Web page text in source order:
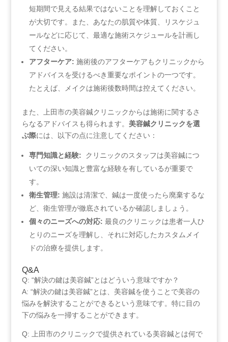
短期間で見える結果ではないことを理解しておくこと
が大切です。また、あなたの肌質や体質、リスケジュ
ールなどに応じて、最適な施術スケジュールを計画し
てください。
アフターケア: 施術後のアフターケアもクリニックから
アドバイスを受けるべき重要なポイントの一つです。
たとえば、メイクは施術後数時間は控えてください。
また、上田市の美容鍼クリニックからは施術に関するさ
らなるアドバイスも得られます。 美容鍼クリニックを選
ぶ際には、以下の点に注意してください：
専門知識と経験: ‍ クリニックのスタッフは美容鍼につ
いての深い知識と豊富な経験を有しているが重要で
す。
衛生管理: 施設は清潔で、鍼は一度使ったら廃棄するな
ど、衛生管理が徹底されているか確認しましょう。
個々のニーズへの対応: 最良のクリニックは患者一人ひ
とりのニーズを理解し、それに対応したカスタムメイ
ドの治療を提供します。
Q&A
Q: “解決の鍵は美容鍼”とはどういう意味ですか？
A: “解決の鍵は美容鍼”とは、美容鍼を使うことで美容の
悩みを解決することができるという意味です。特に目の
下の悩みを一掃することができます。
Q: ‌上田市のクリニックで提供されている美容鍼とは何で